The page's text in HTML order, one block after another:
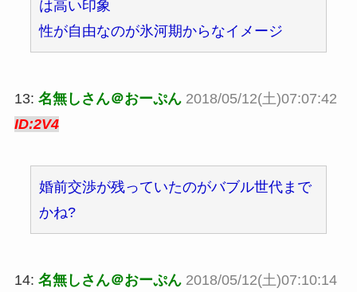
は高い印象
性が自由なのが氷河期からなイメージ
13: 名無しさん＠おーぷん 2018/05/12(土)07:07:42
ID:2V4
婚前交渉が残っていたのがバブル世代まで
かね?
14: 名無しさん＠おーぷん 2018/05/12(土)07:10:14